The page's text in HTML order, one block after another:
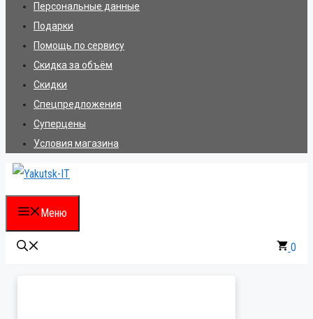
Персональные данные
Подарки
Помощь по сервису
Скидка за объём
Скидки
Спецпредложения
Суперцены
Условия магазина
Меню
0